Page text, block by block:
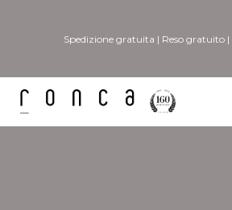
Spedizione gratuita | Reso gratuito|